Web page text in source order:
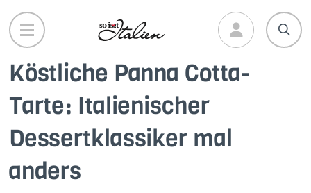
Direkt
zum
Inhalt
Köstliche Panna Cotta-
Tarte: Italienischer
Dessertklassiker mal
anders